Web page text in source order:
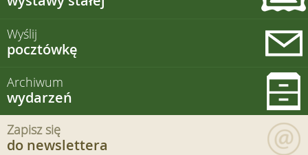
Wyślij
pocztówkę
Archiwum
wydarzeń
Zapisz się
do newslettera